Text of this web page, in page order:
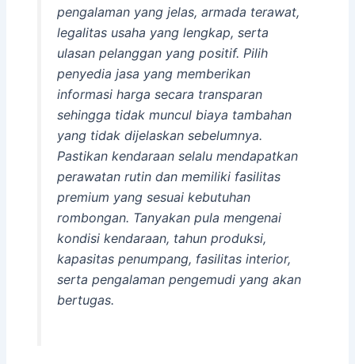
pengalaman yang jelas, armada terawat,
legalitas usaha yang lengkap, serta
ulasan pelanggan yang positif. Pilih
penyedia jasa yang memberikan
informasi harga secara transparan
sehingga tidak muncul biaya tambahan
yang tidak dijelaskan sebelumnya.
Pastikan kendaraan selalu mendapatkan
perawatan rutin dan memiliki fasilitas
premium yang sesuai kebutuhan
rombongan. Tanyakan pula mengenai
kondisi kendaraan, tahun produksi,
kapasitas penumpang, fasilitas interior,
serta pengalaman pengemudi yang akan
bertugas.